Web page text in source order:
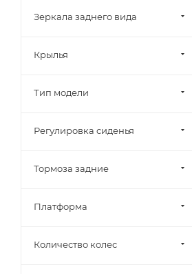
Зеркала заднего вида
Крылья
Тип модели
Регулировка сиденья
Тормоза задние
Платформа
Количество колес